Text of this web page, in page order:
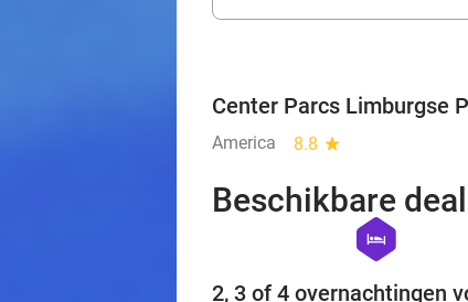
Center Parcs Limburgse
America 8.8 star
Beschikbare
hexagon
hotel
2, 3 of 4 overnachtingen